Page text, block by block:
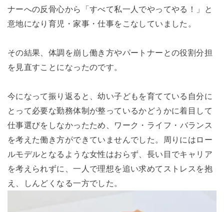
ナーへの反骨心から「すべて私一人でやってやる！」と
意地になり育児・家事・仕事をこなしていました。
その結果、体調を崩し働き方やパートナーとの役割分担
を見直すことになったのです。
今になって振り返ると、幼い子どもを育てている自分に
とって必要な勤務体制が整っているかどうかに着目して
仕事選びをしなかったため、 ワーク ・ ライフ ・バランス
を考えた働き方ができていませんでした。周りにはロー
ルモデルとなるような女性はおらず、長い目でキャリア
を考えられずに、一人で理想を追い求めてストレスを抱
え、しんどくなる一方でした。